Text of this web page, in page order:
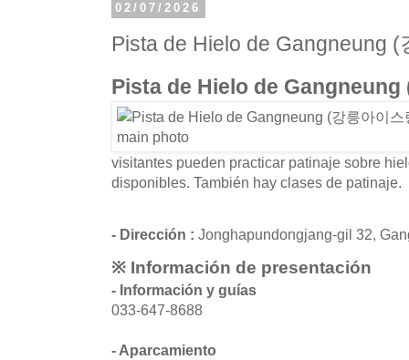
02/07/2026
Pista de Hielo de Gangneung (
Pista de Hielo de Gangneung
visitantes pueden practicar patinaje sobre
disponibles. También hay clases de patinaje.
- Dirección : Jonghapundongjang-gil 32,
※ Información de presentación
- Información y guías
033-647-8688
- Aparcamiento